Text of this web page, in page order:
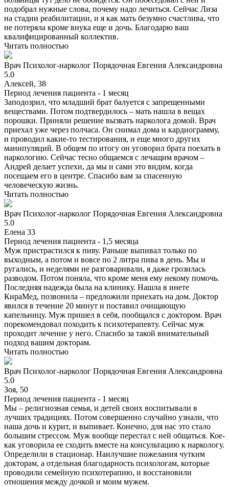
подобрал нужные слова, почему надо лечиться. Сейчас Лиза
на стадии реабилитации, и я как мать безумно счастлива, что
не потеряла кроме внука еще и дочь. Благодарю ваш
квалифицированный коллектив.
Читать полностью
Врач Психолог-нарколог Порядочная Евгения Александровна
5.0
Алексей, 38
Период лечения пациента - 1 месяц
Заподозрил, что младший брат балуется с запрещенными
веществами. Потом подтвердилось – мать нашла в вещах
порошки. Приняли решение вызвать нарколога домой. Врач
приехал уже через полчаса. Он снимал дома и кардиограмму,
и проводил какие-то тестирования, и еще много других
манипуляций. В общем по итогу он уговорил брата поехать в
наркологию. Сейчас тесно общаемся с лечащим врачом –
Андрей делает успехи, да мы и сами это видим, когда
посещаем его в центре. Спасибо вам за спасенную
человеческую жизнь.
Читать полностью
Врач Психолог-нарколог Порядочная Евгения Александровна
5.0
Елена 33
Период лечения пациента - 1,5 месяца
Муж пристрастился к пиву. Раньше выпивал только по
выходным, а потом и вовсе по 2 литра пива в день. Мы и
ругались, и неделями не разговаривали, я даже грозилась
разводом. Потом поняла, что кроме меня ему некому помочь.
Последняя надежда была на клинику. Нашла в инете
КираМед, позвонила – предложили приехать на дом. Доктор
явился в течение 20 минут и поставил очищающую
капельницу. Муж пришел в себя, пообщался с доктором. Врач
порекомендовал походить к психотерапевту. Сейчас муж
проходит лечение у него. Спасибо за такой внимательный
подход вашим докторам.
Читать полностью
Врач Психолог-нарколог Порядочная Евгения Александровна
5.0
Зоя, 50
Период лечения пациента - 1 месяц
Мы – религиозная семья, и детей своих воспитывали в
лучших традициях. Потом совершенно случайно узнали, что
наша дочь и курит, и выпивает. Конечно, для нас это стало
большим стрессом. Муж вообще перестал с ней общаться. Кое-
как уговорила ее сходить вместе на консультацию к наркологу.
Определили в стационар. Наилучшие пожелания чутким
докторам, а отдельная благодарность психологам, которые
проводили семейную психотерапию, и восстановили
отношения между дочкой и моим мужем.